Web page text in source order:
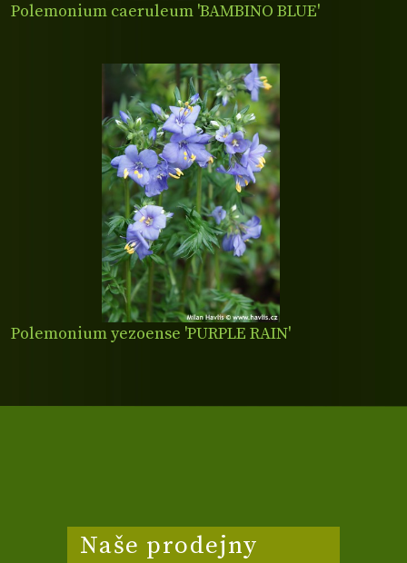
Polemonium caeruleum 'BAMBINO BLUE'
Polemonium yezoense 'PURPLE RAIN'
Naše prodejny